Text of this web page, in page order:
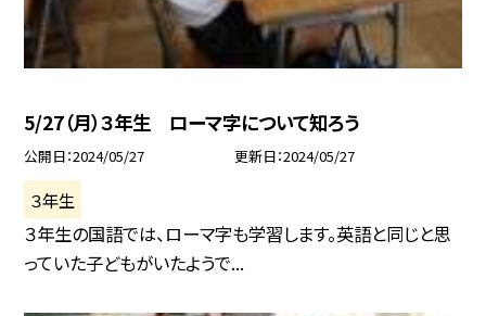
5/27（月）３年生 ローマ字について知ろう
公開日 2024/05/27 更新日 2024/05/27
３年生
３年生の国語では、ローマ字も学習します。英語と同じと思
っていた子どもがいたようで...